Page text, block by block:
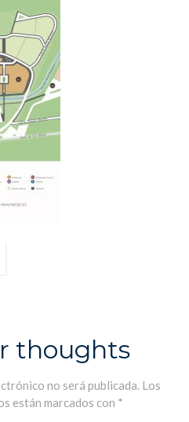
thoughts
no será publicada. Los
están marcados con *